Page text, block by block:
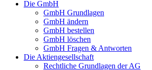
Die GmbH
GmbH Grundlagen
GmbH ändern
GmbH bestellen
GmbH löschen
GmbH Fragen & Antworten
Die Aktiengesellschaft
Rechtliche Grundlagen der AG